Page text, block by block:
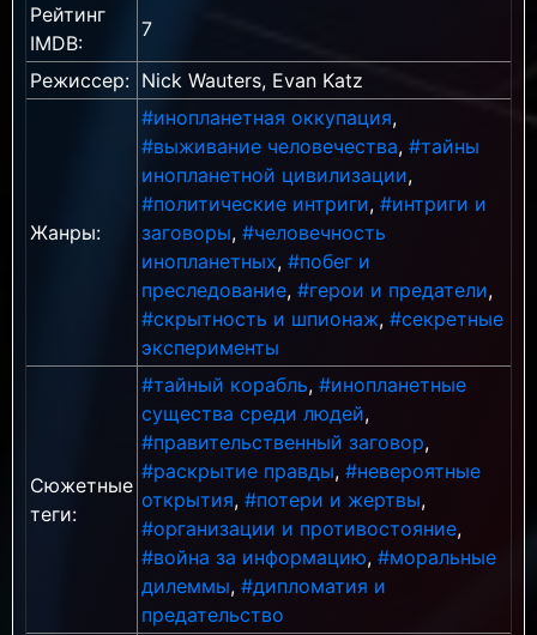
Рейтинг
IMDB:
7
Режиссер: Nick Wauters, Evan Katz
Жанры:
#инопланетная оккупация,
#выживание человечества, #тайны
инопланетной цивилизации,
#политические интриги, #интриги и
заговоры, #человечность
инопланетных, #побег и
преследование, #герои и предатели,
#скрытность и шпионаж, #секретные
эксперименты
Сюжетные
теги:
#тайный корабль, #инопланетные
существа среди людей,
#правительственный заговор,
#раскрытие правды, #невероятные
открытия, #потери и жертвы,
#организации и противостояние,
#война за информацию, #моральные
дилеммы, #дипломатия и
предательство